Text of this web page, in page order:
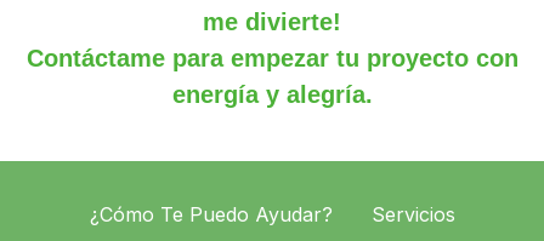
me divierte!
Contáctame para empezar tu proyecto con
energía y alegría.
¿Cómo Te Puedo Ayudar?
Servicios